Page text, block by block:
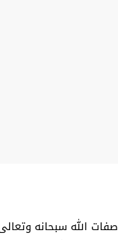
صفات الله سبحانه